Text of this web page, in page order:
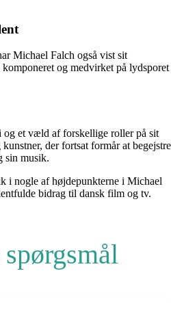
Michael Falch også vist sit
og medvirket på lydsporet
et væld af forskellige roller på sit
der fortsat formår at begejstre
sin musik.
i nogle af højdepunkterne i Michael
bidrag til dansk film og tv.